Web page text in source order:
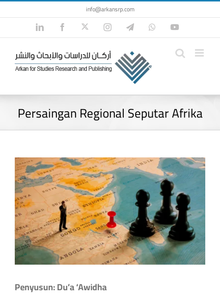
Skip
to
content
info@arkansrp.com
LinkedIn FacebookTwitterInstagramTelegramWhatsApp
Persaingan Regional Seputar Afrika
View
Larger
Image
Penyusun: Du’a ‘Awidha